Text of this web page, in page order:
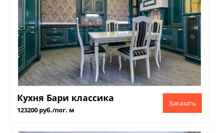
Кухня Бари классика
123200 руб./пог. м